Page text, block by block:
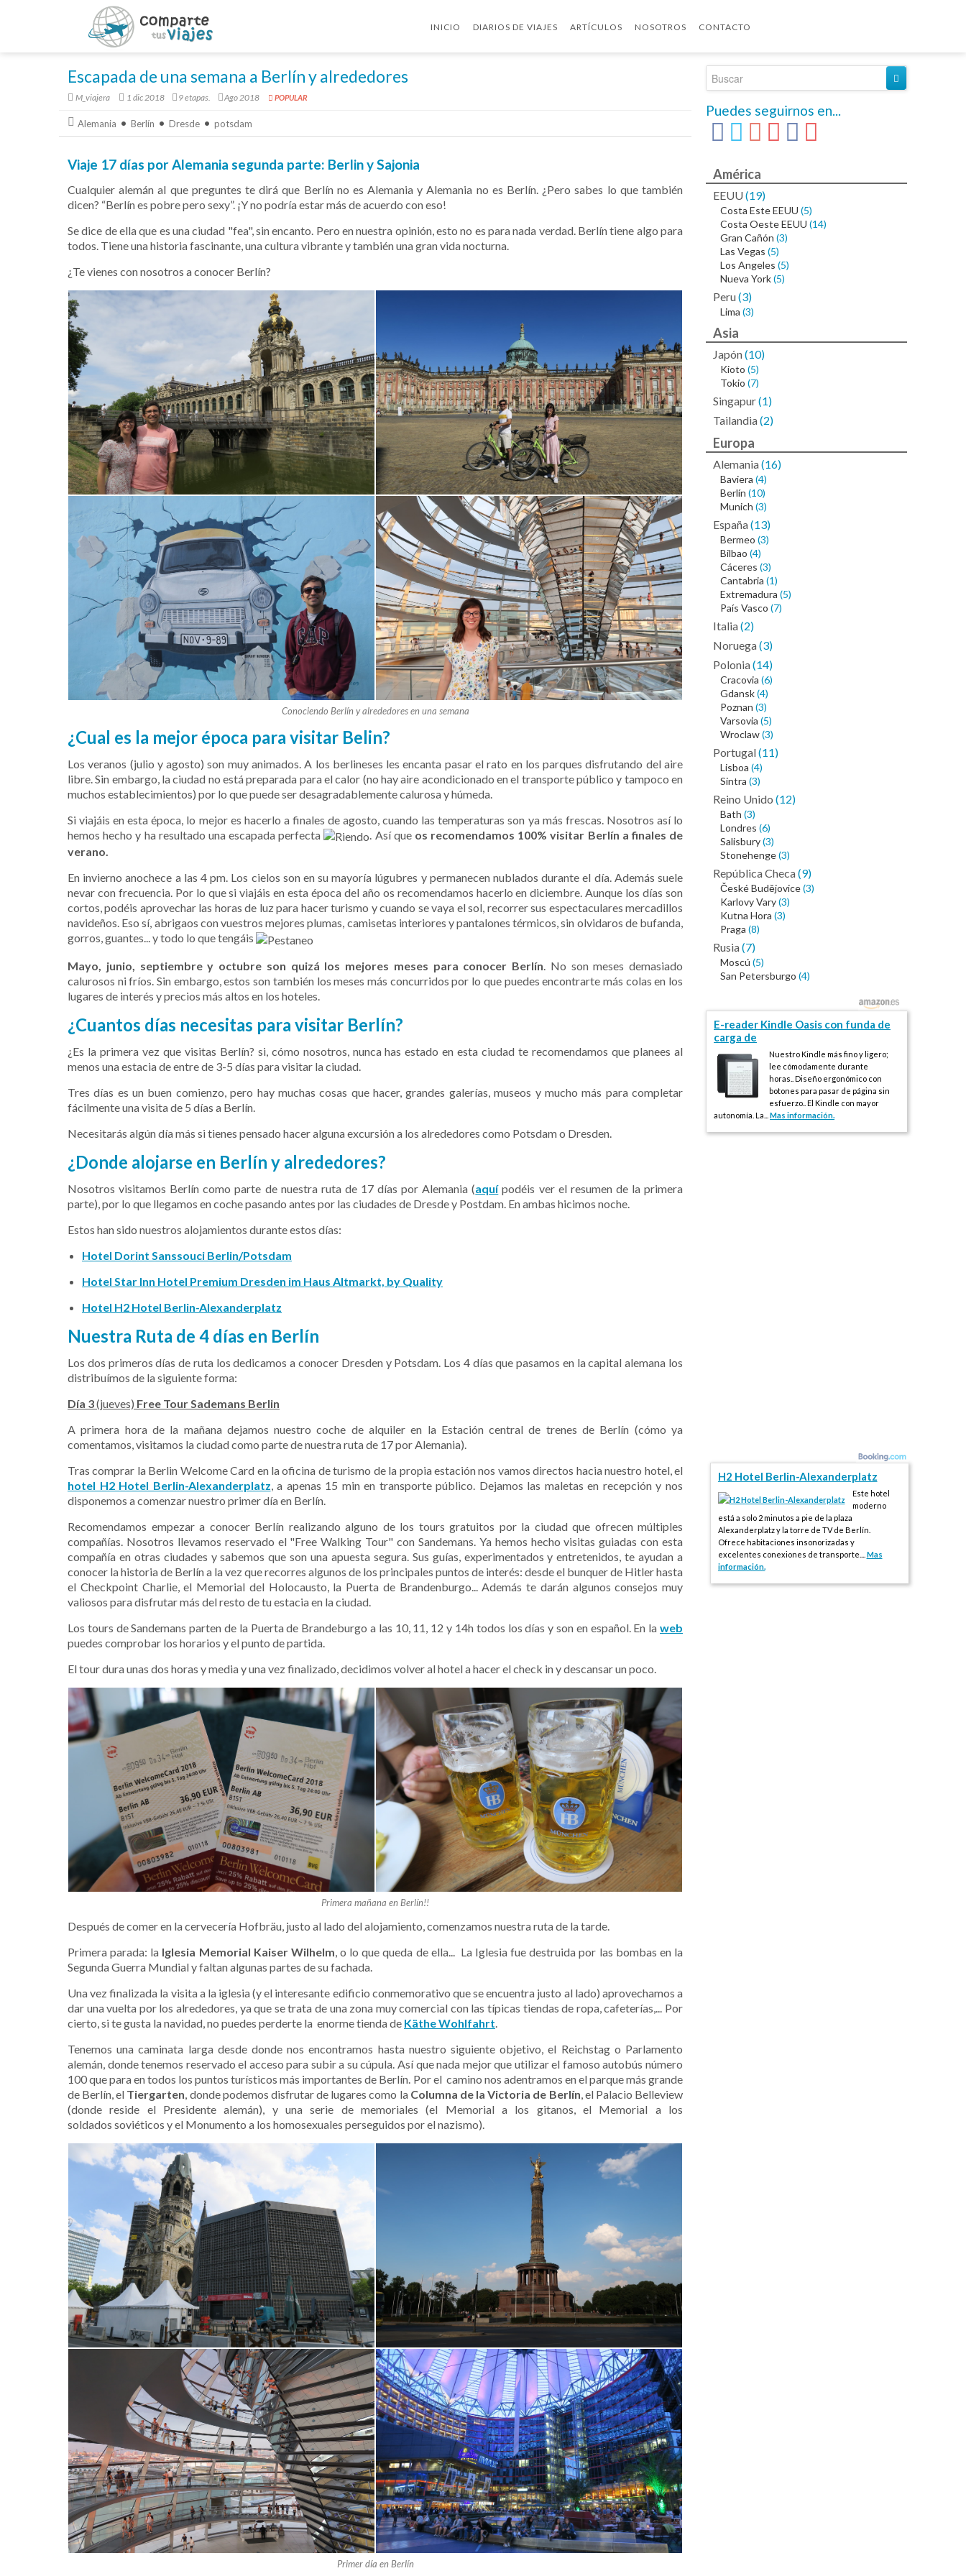
INICIO DIARIOS DE VIAJES ARTÍCULOS NOSOTROS CONTACTO
Escapada de una semana a Berlín y alrededores
M_viajera 1 dic 2018 9 etapas. Ago 2018 POPULAR
Alemania Berlín Dresde potsdam
Viaje 17 días por Alemania segunda parte: Berlin y Sajonia
Cualquier alemán al que preguntes te dirá que Berlín no es Alemania y Alemania no es Berlín. ¿Pero sabes lo que también
dicen? “Berlín es pobre pero sexy”. ¡Y no podría estar más de acuerdo con eso!
Se dice de ella que es una ciudad "fea", sin encanto. Pero en nuestra opinión, esto no es para nada verdad. Berlín tiene algo para
todos. Tiene una historia fascinante, una cultura vibrante y también una gran vida nocturna.
¿Te vienes con nosotros a conocer Berlín?
Conociendo Berlín y alrededores en una semana
¿Cual es la mejor época para visitar Belin?
Los veranos (julio y agosto) son muy animados. A los berlineses les encanta pasar el rato en los parques disfrutando del aire
libre. Sin embargo, la ciudad no está preparada para el calor (no hay aire acondicionado en el transporte público y tampoco en
muchos establecimientos) por lo que puede ser desagradablemente calurosa y húmeda.
Si viajáis en esta época, lo mejor es hacerlo a finales de agosto, cuando las temperaturas son ya más frescas. Nosotros así lo
hemos hecho y ha resultado una escapada perfecta
. Así que os recomendamos 100% visitar Berlín a finales de
verano.
En invierno anochece a las 4 pm. Los cielos son en su mayoría lúgubres y permanecen nublados durante el día. Además suele
nevar con frecuencia. Por lo que si viajáis en esta época del año os recomendamos hacerlo en diciembre. Aunque los días son
cortos, podéis aprovechar las horas de luz para hacer turismo y cuando se vaya el sol, recorrer sus espectaculares mercadillos
navideños. Eso sí, abrigaos con vuestros mejores plumas, camisetas interiores y pantalones térmicos, sin olvidaros de bufanda,
gorros, guantes... y todo lo que tengáis
Mayo, junio, septiembre y octubre son quizá los mejores meses para conocer Berlín. No son meses demasiado
calurosos ni fríos. Sin embargo, estos son también los meses más concurridos por lo que puedes encontrarte más colas en los
lugares de interés y precios más altos en los hoteles.
¿Cuantos días necesitas para visitar Berlín?
¿Es la primera vez que visitas Berlín? si, cómo nosotros, nunca has estado en esta ciudad te recomendamos que planees al
menos una estacia deentre de 3-5 días para visitar la ciudad.
Tres días es un buen comienzo, pero hay muchas cosas que hacer, grandes galerías, museos y mucho más para completar
fácilmente una visita de 5 días a Berlín.
Necesitarás algún día más si tienes pensado hacer alguna excursión a los alrededores como Potsdam o Dresden.
¿Donde alojarse en Berlín y alrededores?
Nosotros visitamos Berlín como parte de nuestra ruta de 17 días por Alemania (aquípodéis ver el resumen de la primera
parte), por lo que llegamos en coche pasando antes por las ciudades de Dresde y Postdam. En ambas hicimos noche.
Estos han sido nuestros alojamientos durante estos días:
Hotel Dorint Sanssouci Berlin/Potsdam
Hotel Star Inn Hotel Premium Dresden im Haus Altmarkt, by Quality
Hotel H2 Hotel Berlin-Alexanderplatz
Nuestra Ruta de 4 días en Berlín
Los dos primeros días de ruta los dedicamos a conocer Dresden y Potsdam. Los 4 días que pasamos en la capital alemana los
distribuímos de la siguiente forma:
Día 3(jueves) Free Tour Sademans Berlin
A primera hora de la mañana dejamos nuestro coche de alquiler en la Estación central de trenes de Berlín (cómo ya
comentamos, visitamos la ciudad como parte de nuestra ruta de 17 por Alemania).
Tras comprar la Berlin Welcome Card en la oficina de turismo de la propia estación nos vamos directos hacia nuestro hotel, el
hotel H2 Hotel Berlin-Alexanderplatz, a apenas 15 min en transporte público. Dejamos las maletas en recepción y nos
disponemos a comenzar nuestro primer día en Berlín.
H2 Hotel Berlin-Alexanderplatz
Este hotel
moderno
está a solo 2 minutos a pie de la plaza
Alexanderplatz y la torre de TV de Berlín.
Ofrece habitaciones insonorizadas y
excelentes conexiones de transporte.... Mas
información.
Recomendamos empezar a conocer Berlín realizando alguno de los tours gratuitos por la ciudad que ofrecen múltiples
compañías. Nosotros llevamos reservado el "Free Walking Tour" con Sandemans. Ya hemos hecho visitas guiadas con esta
compañía en otras ciudades y sabemos que son una apuesta segura. Sus guías, experimentados y entretenidos, te ayudan a
conocer la historia de Berlín a la vez que recorres algunos de los principales puntos de interés: desde el bunquer de Hitler hasta
el Checkpoint Charlie, el Memorial del Holocausto, la Puerta de Brandenburgo... Además te darán algunos consejos muy
valiosos para disfrutar más del resto de tu estacia en la ciudad.
Los tours de Sandemans parten de la Puerta de Brandeburgo a las 10, 11, 12 y 14h todos los días y son en español. En la web
puedes comprobar los horarios y el punto de partida.
El tour dura unas dos horas y media y una vez finalizado, decidimos volver al hotel a hacer el check in y descansar un poco.
Primera mañana en Berlín!!
Después de comer en la cervecería Hofbräu, justo al lado del alojamiento, comenzamos nuestra rutade la tarde.
Primera parada: la Iglesia Memorial Kaiser Wilhelm, o lo que queda de ella... La Iglesia fue destruida por las bombas en la
Segunda Guerra Mundial y faltan algunas partes de su fachada.
Una vez finalizada la visita a la iglesia (y el interesante edificio conmemorativo que se encuentra justo al lado) aprovechamos a
dar una vuelta por los alrededores, ya que se trata de una zona muy comercial con las típicas tiendas de ropa, cafeterías,... Por
cierto, si te gusta la navidad, no puedes perderte la enorme tienda de Käthe Wohlfahrt.
Tenemos una caminata larga desde donde nos encontramos hasta nuestro siguiente objetivo, el Reichstag o Parlamento
alemán, donde tenemos reservado el acceso para subir a su cúpula. Así que nada mejor que utilizar el famoso autobús número
100 que para en todos los puntos turísticos más importantes de Berlín. Por el camino nos adentramos en el parque más grande
de Berlín, el Tiergarten, donde podemos disfrutar de lugares como la Columna de la Victoria de Berlín, el Palacio Belleview
(donde reside el Presidentealemán), y una serie de memoriales (el Memorial a los gitanos, el Memorial a los
soldados soviéticos y el Monumento a los homosexuales perseguidos por el nazismo).
Primer día en Berlín
Puedes seguirnos en...
América
EEUU(19)
Costa Este EEUU (5)
Costa Oeste EEUU (14)
Gran Cañón (3)
Las Vegas (5)
Los Angeles (5)
Nueva York(5)
Peru(3)
Lima (3)
Asia
Japón(10)
Kioto (5)
Tokio (7)
Singapur(1)
Tailandia(2)
Europa
Alemania(16)
Baviera (4)
Berlín (10)
Munich (3)
España(13)
Bermeo (3)
Bilbao (4)
Cáceres (3)
Cantabria (1)
Extremadura (5)
País Vasco (7)
Italia(2)
Noruega(3)
Polonia(14)
Cracovia (6)
Gdansk(4)
Poznan (3)
Varsovia (5)
Wroclaw(3)
Portugal(11)
Lisboa (4)
Sintra (3)
Reino Unido (12)
Bath (3)
Londres (6)
Salisbury(3)
Stonehenge(3)
República Checa(9)
České Budějovice(3)
Karlovy Vary(3)
Kutna Hora (3)
Praga (8)
Rusia(7)
Moscú (5)
San Petersburgo (4)
E-reader Kindle Oasis con funda de
carga de
Nuestro Kindle más fino y ligero;
lee cómodamente durante
horas.. Diseño ergonómico con
botones para pasar de página sin
esfuerzo.. El Kindle con mayor
autonomía. La... Mas información.